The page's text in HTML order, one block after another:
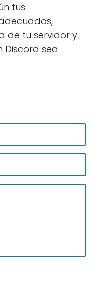
tus
de tu servidor y
Discord sea